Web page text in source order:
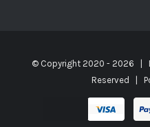
© Copyright 2020 - 2026 |
Reserved |